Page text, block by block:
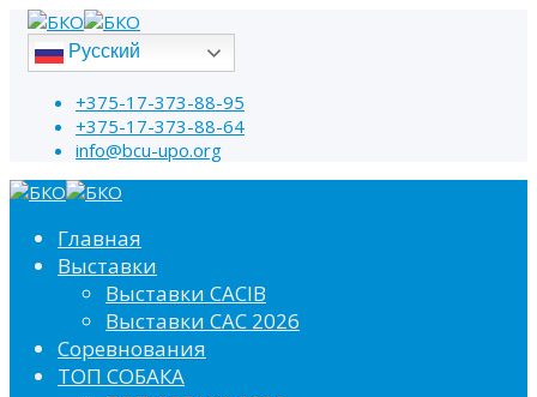
Русский
+375-17-373-88-95
+375-17-373-88-64
info@bcu-upo.org
Главная
Выставки
Выставки CACIB
Выставки САС 2026
Соревнования
ТОП СОБАКА